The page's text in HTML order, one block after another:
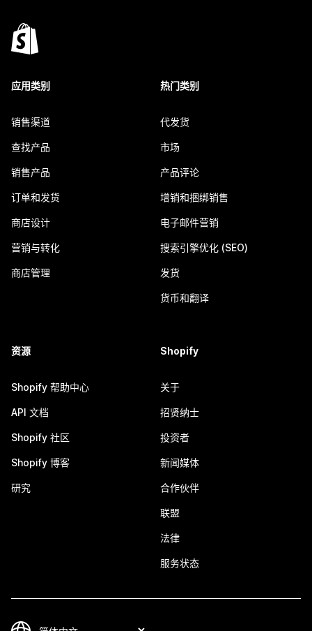
应用类别
销售渠道
查找产品
销售产品
订单和发货
商店设计
营销与转化
商店管理
热门类别
代发货
市场
产品评论
增销和捆绑销售
电子邮件营销
搜索引擎优化 (SEO)
发货
货币和翻译
资源
Shopify 帮助中心
API 文档
Shopify 社区
Shopify 博客
研究
Shopify
关于
招贤纳士
投资者
新闻媒体
合作伙伴
联盟
法律
服务状态